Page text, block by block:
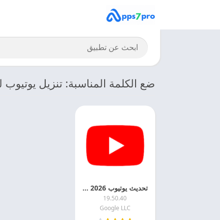
ضع الكلمة المناسبة: تنزيل يوتيوب
تحديث يوتيوب 2026 YouTube Update اخر اصدار
19.50.40
Google LLC